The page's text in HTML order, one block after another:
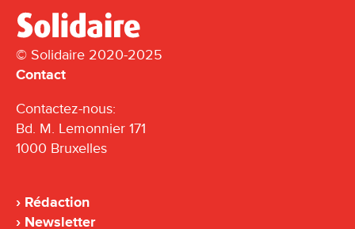
© Solidaire 2020-2025
Contact
Contactez-nous:
Bd. M. Lemonnier 171
1000 Bruxelles
Rédaction
Newsletter